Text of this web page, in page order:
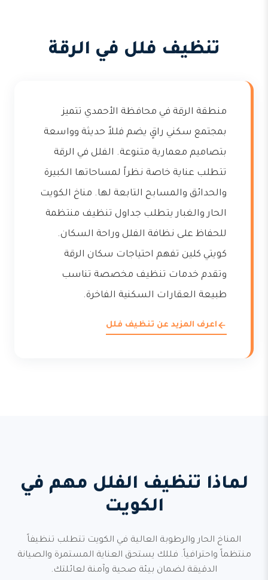
تنظيف فلل في الرقة
منطقة الرقة في محافظة الأحمدي تتميز
بمجتمع سكني راقٍ يضم فللاً حديثة وواسعة
بتصاميم معمارية متنوعة. الفلل في الرقة
تتطلب عناية خاصة نظراً لمساحاتها الكبيرة
والحدائق والمسابح التابعة لها. مناخ الكويت
الحار والغبار يتطلب جداول تنظيف منتظمة
للحفاظ على نظافة الفلل وراحة السكان.
كويتي كلين تفهم احتياجات سكان الرقة
وتقدم خدمات تنظيف مخصصة تناسب
طبيعة العقارات السكنية الفاخرة.
اعرف المزيد عن تنظيف فلل
لماذا تنظيف الفلل مهم في
الكويت
المناخ الحار والرطوبة العالية في الكويت تتطلب تنظيفاً
منتظماً واحترافياً. فللك يستحق العناية المستمرة والصيانة
الدقيقة لضمان بيئة صحية وآمنة لعائلتك.